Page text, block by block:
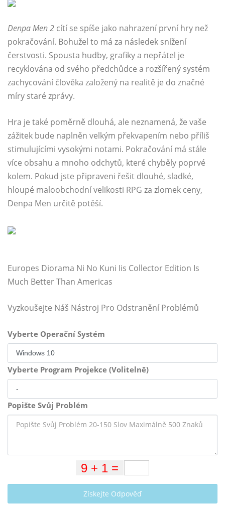
Denpa Men 2 cítí se spíše jako nahrazení první hry než
pokračování. Bohužel to má za následek snížení
čerstvosti. Spousta hudby, grafiky a nepřátel je
recyklována od svého předchůdce a rozšířený systém
zachycování člověka založený na realitě je do značné
míry staré zprávy.
Hra je také poměrně dlouhá, ale neznamená, že vaše
zážitek bude naplněn velkým překvapením nebo příliš
stimulujícími vysokými notami. Pokračování má stále
více obsahu a mnoho odchytů, které chyběly poprvé
kolem. Pokud jste připraveni řešit dlouhé, sladké,
hloupé maloobchodní velikosti RPG za zlomek ceny,
Denpa Men určitě potěší.
Europes Diorama Ni No Kuni Iis Collector Edition Is
Much Better Than Americas
Vyzkoušejte Náš Nástroj Pro Odstranění Problémů
Vyberte Operační Systém
Vyberte Program Projekce (Volitelně)
Popište Svůj Problém
Získejte Odpověď